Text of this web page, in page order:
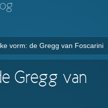
vorm: de Gregg van Foscarini
Gregg van